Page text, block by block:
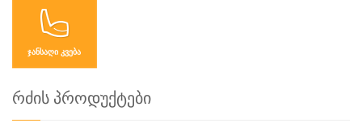
ᲯᲐᲜᲡᲐᲦᲘ ᲙᲕᲔᲑᲐ
რძის პროდუქტები